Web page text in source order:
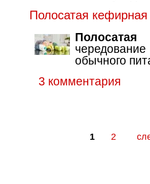
Полосатая кефирная
обычного
3 комментария
1 2